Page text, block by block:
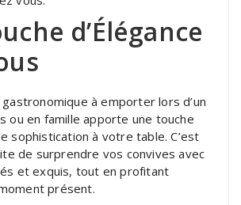
d’Élégance
à emporter lors d’un
ou en famille apporte une touche
sophistication à votre table. C’est
de surprendre vos convives avec
et exquis, tout en profitant
présent.